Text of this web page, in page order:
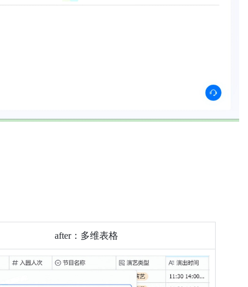
after：多维表格